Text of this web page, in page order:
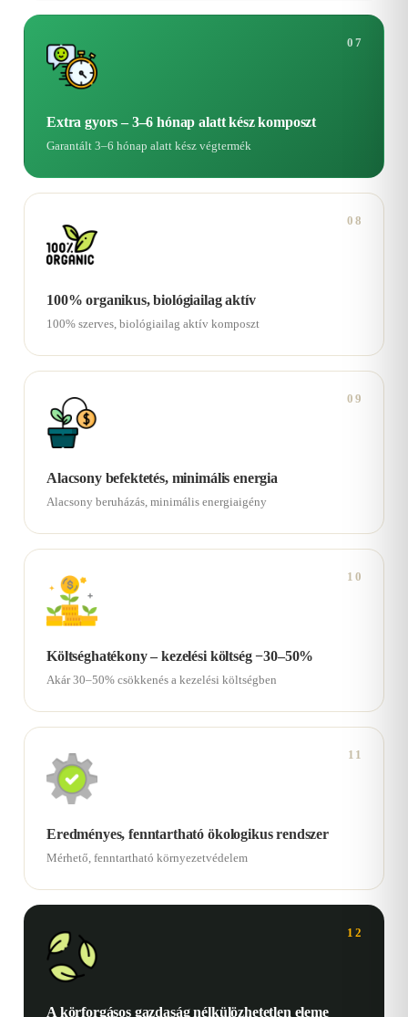
07
Extra gyors – 3–6 hónap alatt kész komposzt
Garantált 3–6 hónap alatt kész végtermék
08
100% organikus, biológiailag aktív
100% szerves, biológiailag aktív komposzt
09
Alacsony befektetés, minimális energia
Alacsony beruházás, minimális energiaigény
10
Költséghatékony – kezelési költség −30–50%
Akár 30–50% csökkenés a kezelési költségben
11
Eredményes, fenntartható ökologikus rendszer
Mérhető, fenntartható környezetvédelem
12
A körforgásos gazdaság nélkülözhetetlen eleme